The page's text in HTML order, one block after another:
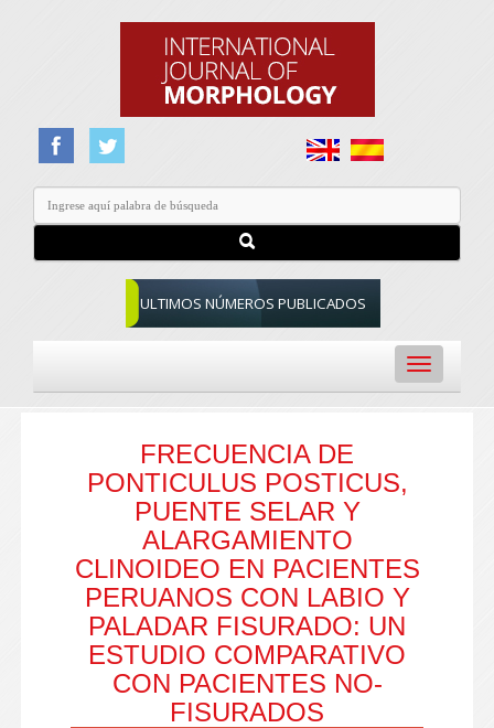
ULTIMOS NÚMEROS PUBLICADOS
Toggle
navigation
FRECUENCIA DE
PONTICULUS POSTICUS,
PUENTE SELAR Y
ALARGAMIENTO
CLINOIDEO EN PACIENTES
PERUANOS CON LABIO Y
PALADAR FISURADO: UN
ESTUDIO COMPARATIVO
CON PACIENTES NO-
FISURADOS